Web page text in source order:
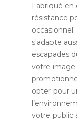
Fabriqué
résistance
s'adapte
escapades
votre image
opter pour
votre public